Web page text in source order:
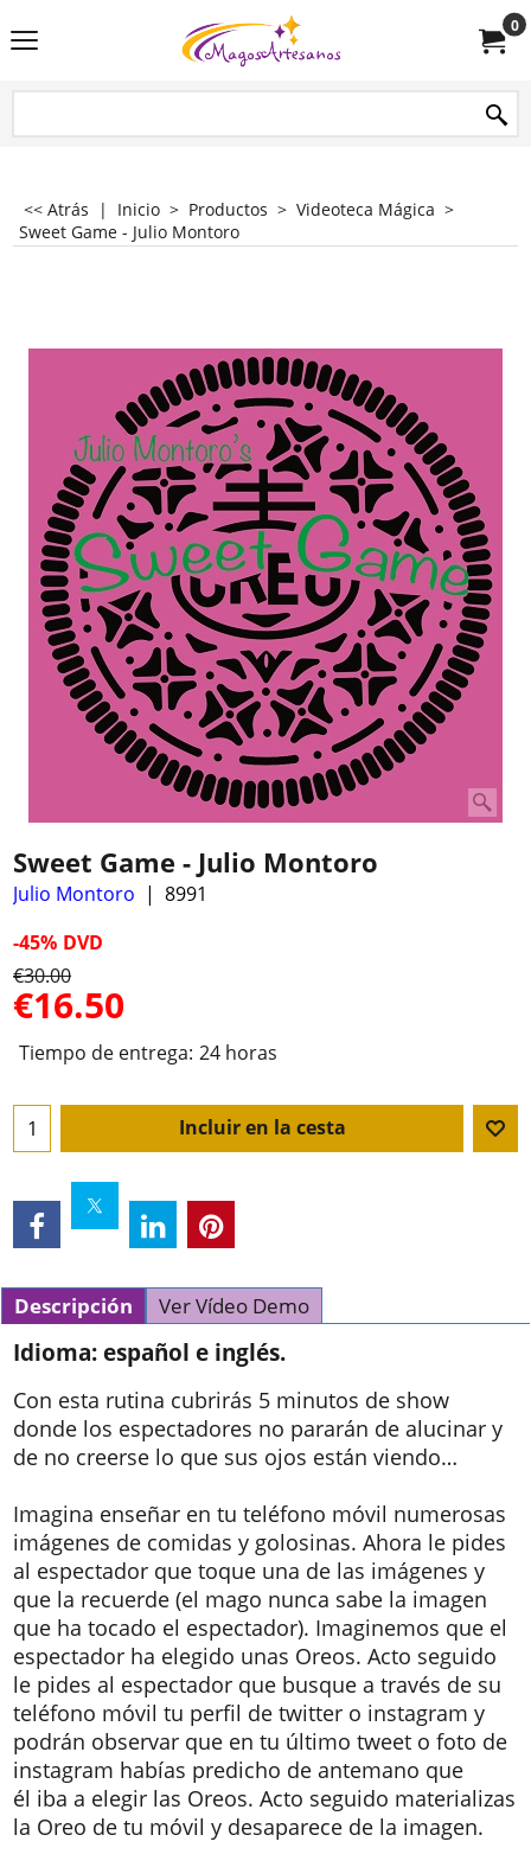
0
<< Atrás | Inicio > Productos > Videoteca Mágica >
Sweet Game - Julio Montoro
Sweet Game - Julio Montoro
Julio Montoro
8991
-45% DVD
€30.00
€16.50
Tiempo de entrega: 24 horas
Incluir en la cesta
Descripción Ver Vídeo Demo
Idioma: español e inglés.
Con esta rutina cubrirás 5 minutos de show
donde los espectadores no pararán de alucinar y
de no creerse lo que sus ojos están viendo…
Imagina enseñar en tu teléfono móvil numerosas
imágenes de comidas y golosinas. Ahora le pides
al espectador que toque una de las imágenes y
que la recuerde (el mago nunca sabe la imagen
que ha tocado el espectador). Imaginemos que el
espectador ha elegido unas Oreos. Acto seguido
le pides al espectador que busque a través de su
teléfono móvil tu perfil de twitter o instagram y
podrán observar que en tu último tweet o foto de
instagram habías predicho de antemano que
él iba a elegir las Oreos. Acto seguido materializas
la Oreo de tu móvil y desaparece de la imagen.